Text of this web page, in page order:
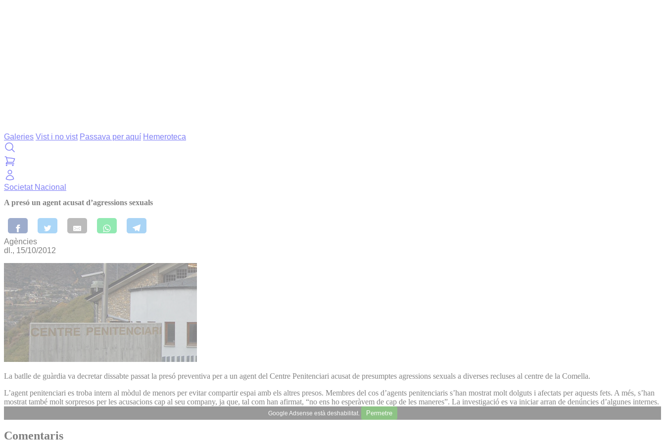
Galeries Vist i no vist Passava per aquí Hemeroteca
Societat Nacional
A presó un agent acusat d’agressions sexuals
Agències
dl., 15/10/2012
La batlle de guàrdia va decretar dissabte passat la presó preventiva per a un agent del Centre Penitenciari acusat de presumptes agressions sexuals a diverses recluses al centre de la Comella.
L’agent penitenciari es troba intern al mòdul de menors per evitar compartir espai amb els altres presos. Membres del cos d’agents penitenciaris s’han mostrat molt dolguts i afectats per aquests fets. A més, s’han
mostrat també molt sorpresos per les acusacions cap al seu company, ja que, tal com han afirmat, “no ens ho esperàvem de cap de les maneres”. La investigació es va iniciar arran de denúncies d’algunes internes.
Google Adsense està deshabilitat. Permetre
Comentaris